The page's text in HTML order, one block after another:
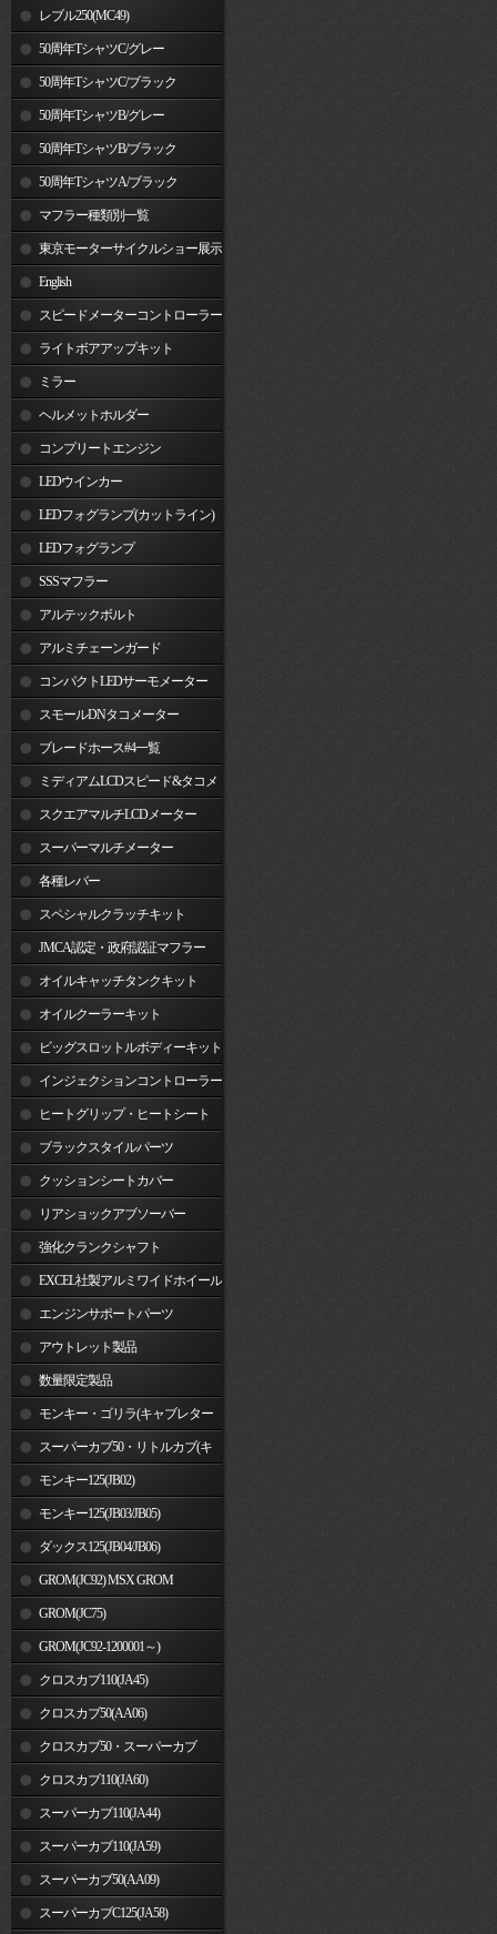
レブル250(MC49)
50周年TシャツC/グレー
50周年TシャツC/ブラック
50周年TシャツB/グレー
50周年TシャツB/ブラック
50周年TシャツA/ブラック
マフラー種類別一覧
東京モーターサイクルショー展示
車両 English
スピードメーターコントローラー
ライトボアアップキット
ミラー
ヘルメットホルダー
コンプリートエンジン
LEDウインカー
LEDフォグランプ(カットライン)
LEDフォグランプ
SSSマフラー
アルテックボルト
アルミチェーンガード
コンパクトLEDサーモメーター
スモールDNタコメーター
ブレードホース#4一覧
ミディアムLCDスピード&タコメ
ータースクエアマルチLCDメーター
スーパーマルチメーター
各種レバー
スペシャルクラッチキット
JMCA認定・政府認証マフラー
オイルキャッチタンクキット
オイルクーラーキット
ビッグスロットルボディーキット
インジェクションコントローラー
ヒートグリップ・ヒートシート
ブラックスタイルパーツ
クッションシートカバー
リアショックアブソーバー
強化クランクシャフト
EXCEL社製アルミワイドホイール
リム エンジンサポートパーツ
アウトレット製品
数量限定製品
モンキー・ゴリラ(キャブレター
車) スーパーカブ50・リトルカブ(キ
ャブレター車)
モンキー125(JB02)
モンキー125(JB03/JB05)
ダックス125(JB04/JB06)
GROM(JC92) MSX GROM
GROM(JC75)
GROM(JC92-1200001～)
クロスカブ110(JA45)
クロスカブ50(AA06)
クロスカブ50・スーパーカブ
50(AA09)/110(JA44)
クロスカブ110(JA60)
スーパーカブ110(JA44)
スーパーカブ110(JA59)
スーパーカブ50(AA09)
スーパーカブC125(JA58)